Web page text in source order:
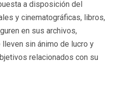
a disposición del
y cinematográficas, libros,
en sus archivos,
sin ánimo de lucro y
relacionados con su